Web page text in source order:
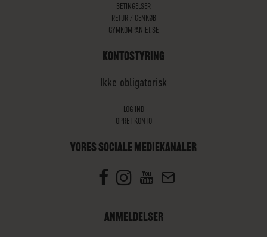
BETINGELSER
RETUR / GENKØB
GYMKOMPANIET.SE
KONTOSTYRING
Ikke obligatorisk
LOG IND
OPRET KONTO
VORES SOCIALE MEDIEKANALER
ANMELDELSER